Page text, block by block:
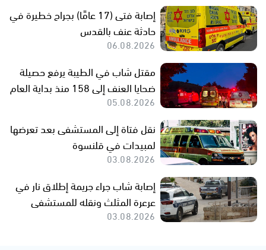
إصابة فتى (17 عامًا) بجراح خطيرة في
حادثة عنف بالقدس
06.08.2026
مقتل شاب في الطيبة يرفع حصيلة
ضحايا العنف إلى 158 منذ بداية العام
05.08.2026
نقل فتاة إلى المستشفى بعد تعرضها
لمبيدات في قلنسوة
03.08.2026
إصابة شاب جراء جريمة إطلاق نار في
عرعرة المثلث ونقله للمستشفى
03.08.2026